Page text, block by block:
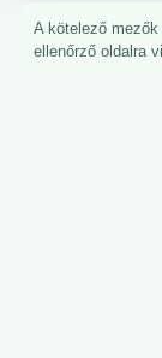
A kötelező
ellenőrző oldalra